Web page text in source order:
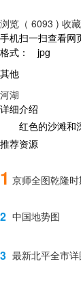
浏览（ 6093 ) 收藏
手机扫一扫查看网
格式：
jpg
其他
河湖
详细介绍
红色的沙滩和
推荐资源
1 京师全图乾隆时
2 中国地势图
3 最新北平全市